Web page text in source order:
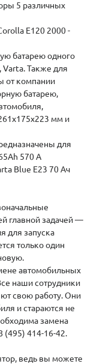
5 различных
E120 2000 -
батарею одного
Varta. Также для
от компании
батарею,
мм и
для
570 A
Blue E23 70 Ач
главной задачей —
для запуска
только один
автомобильных
наши сотрудники
свою работу. Они
и стараются не
замена
(495) 414-16-42.
ведь вы можете